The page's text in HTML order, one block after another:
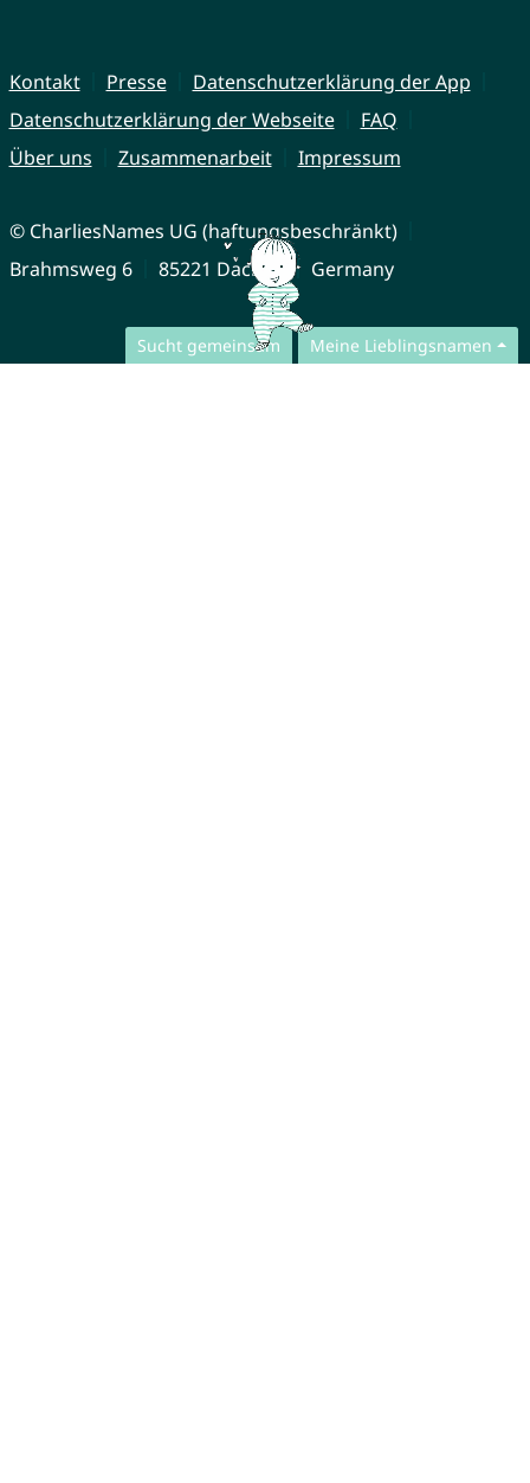
Sucht gemeinsam Meine Lieblingsnamen
Kontakt Presse
Datenschutzerklärung der App
Datenschutzerklärung der Webseite
FAQ
Über uns
Zusammenarbeit Impressum
© CharliesNames UG (haftungsbeschränkt)
Brahmsweg 6
85221 Dachau Germany